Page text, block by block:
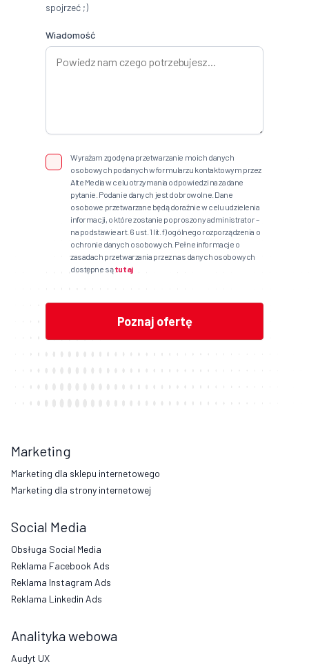
spojrzeć ;)
Wiadomość
Wyrażam zgodę na przetwarzanie moich danych
osobowych podanych w formularzu kontaktowym przez
Alte Media w celu otrzymania odpowiedzi na zadane
pytanie. Podanie danych jest dobrowolne. Dane
osobowe przetwarzane będą doraźnie w celu udzielenia
informacji, o które zostanie poproszony administrator –
na podstawie art. 6 ust. 1 lit. f) ogólnego rozporządzenia o
ochronie danych osobowych. Pełne informacje o
zasadach przetwarzania przez nas danych osobowych
dostępne sątutaj
Marketing
Marketing dla sklepu internetowego
Marketing dla strony internetowej
Social Media
Obsługa Social Media
Reklama Facebook Ads
Reklama Instagram Ads
Reklama Linkedin Ads
Analityka webowa
Audyt UX